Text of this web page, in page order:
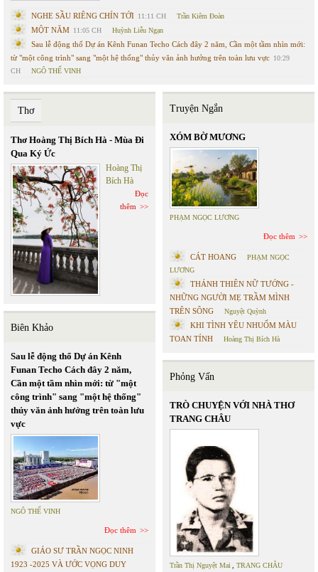
NGHE SẦU RIÊNG CHÍN TỚI 11:11 CH Trần Kiêm Đoàn
MỘT NĂM 11:05 CH Huỳnh Liễu Ngạn
Sau lễ động thổ Dự án Kênh Funan Techo Cách đây 2 năm, Cần một tầm nhìn mới:
từ "một công trình" sang "một hệ thống" thủy văn ảnh hưởng trên toàn lưu vực 10:29
CH
NGÔ THẾ VINH
Thơ
Thơ Hoàng Thị Bích Hà - Mùa Đi
Qua Ký Ức
Hoàng Thị
Bích Hà
Đọc
thêm
Biên Khảo
Sau lễ động thổ Dự án Kênh
Funan Techo Cách đây 2 năm,
Cần một tầm nhìn mới: từ "một
công trình" sang "một hệ thống"
thủy văn ảnh hưởng trên toàn lưu
vực
NGÔ THẾ VINH
Đọc thêm
GIÁO SƯ TRẦN NGỌC NINH
1923 -2025 VÀ ƯỚC VỌNG DUY
Truyện Ngắn
XÓM BỜ MƯƠNG
PHẠM NGỌC LƯƠNG
Đọc thêm
CÁT HOANG
PHẠM NGỌC
LƯƠNG
THÁNH THIÊN NỮ TƯỚNG -
NHỮNG NGƯỜI MẸ TRẦM MÌNH
TRÊN SÔNG
Nguyệt Quỳnh
KHI TÌNH YÊU NHUỐM MÀU
TOAN TÍNH
Hoàng Thị Bích Hà
Phỏng Vấn
TRÒ CHUYỆN VỚI NHÀ THƠ
TRANG CHÂU
Trần Thị Nguyệt Mai TRANG CHÂU